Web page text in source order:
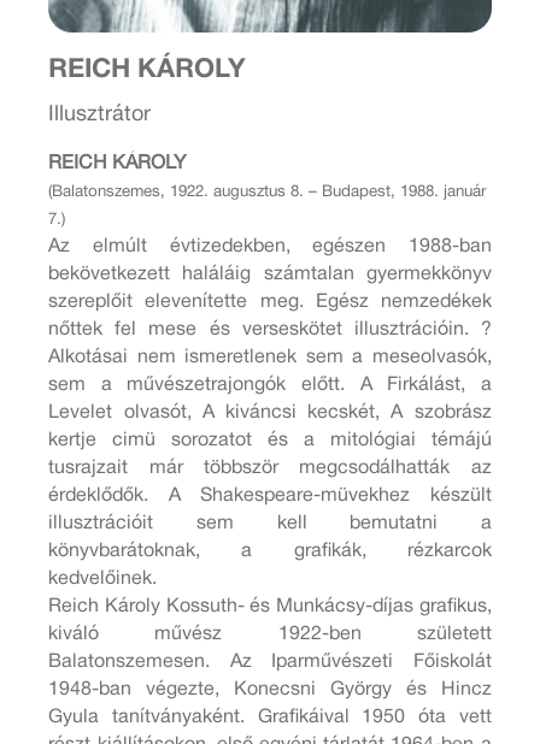
REICH KÁROLY
Illusztrátor
REICH KÁROLY
(Balatonszemes, 1922. augusztus 8. – Budapest, 1988. január
7.)
Az elmúlt évtizedekben, egészen 1988-ban
bekövetkezett haláláig számtalan gyermekkönyv
szereplőit elevenítette meg. Egész nemzedékek
nőttek fel mese és verseskötet illusztrációin. ?
Alkotásai nem ismeretlenek sem a meseolvasók,
sem a művészetrajongók előtt. A Firkálást, a
Levelet olvasót, A kiváncsi kecskét, A szobrász
kertje cimü sorozatot és a mitológiai témájú
tusrajzait már többször megcsodálhatták az
érdeklődők. A Shakespeare-müvekhez készült
illusztrációit sem kell bemutatni a
könyvbarátoknak, a grafikák, rézkarcok
kedvelőinek.
Reich Károly Kossuth- és Munkácsy-díjas grafikus,
kiváló művész 1922-ben született
Balatonszemesen. Az Iparművészeti Főiskolát
1948-ban végezte, Konecsni György és Hincz
Gyula tanítványaként. Grafikáival 1950 óta vett